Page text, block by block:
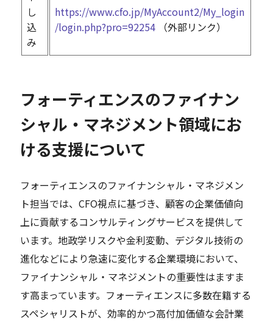
し
込
み
https://www.cfo.jp/MyAccount2/My_login
/login.php?pro=92254 （外部リンク）
フォーティエンスのファイナン
シャル・マネジメント領域にお
ける支援について
フォーティエンスのファイナンシャル・マネジメン
ト担当では、CFO視点に基づき、顧客の企業価値向
上に貢献するコンサルティングサービスを提供して
います。地政学リスクや金利変動、デジタル技術の
進化などにより急速に変化する企業環境において、
ファイナンシャル・マネジメントの重要性はますま
す高まっています。フォーティエンスに多数在籍する
スペシャリストが、効率的かつ高付加価値な会計業